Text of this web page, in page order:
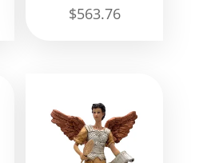
$563.76